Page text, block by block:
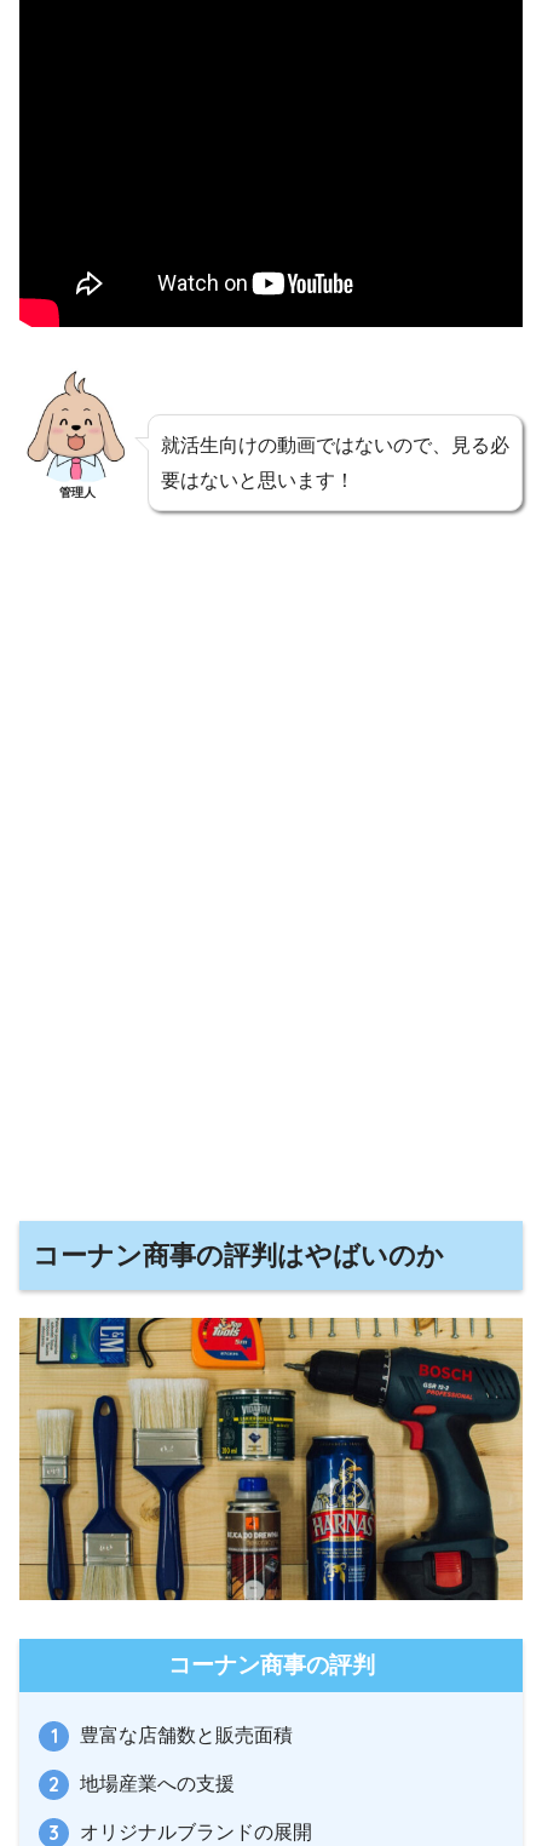
管理人
就活生向けの動画ではないので、見る必
要はないと思います！
コーナン商事の評判はやばいのか
コーナン商事の評判
豊富な店舗数と販売面積
地場産業への支援
オリジナルブランドの展開